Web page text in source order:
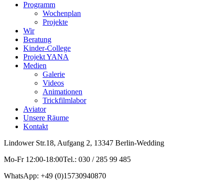
Programm
Wochenplan
Projekte
Wir
Beratung
Kinder-College
Projekt YANA
Medien
Galerie
Videos
Animationen
Trickfilmlabor
Aviator
Unsere Räume
Kontakt
Lindower Str.18, Aufgang 2, 13347 Berlin-Wedding
Mo-Fr 12:00-18:00Tel.: 030 / 285 99 485
WhatsApp: +49 (0)15730940870